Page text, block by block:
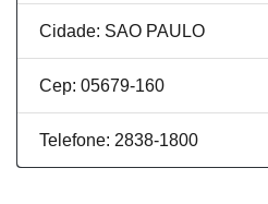
Cidade: SAO PAULO
Cep: 05679-160
Telefone: 2838-1800